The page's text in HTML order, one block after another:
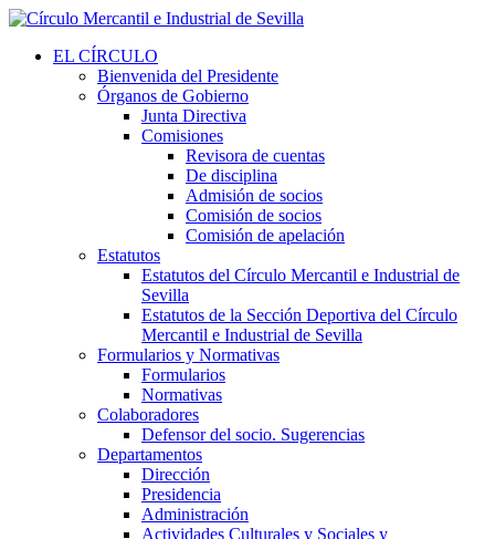
EL CÍRCULO
Bienvenida del Presidente
Órganos de Gobierno
Junta Directiva
Comisiones
Revisora de cuentas
De disciplina
Admisión de socios
Comisión de socios
Comisión de apelación
Estatutos
Estatutos del Círculo Mercantil e Industrial de
Sevilla
Estatutos de la Sección Deportiva del Círculo
Mercantil e Industrial de Sevilla
Formularios y Normativas
Formularios
Normativas
Colaboradores
Defensor del socio. Sugerencias
Departamentos
Dirección
Presidencia
Administración
Actividades Culturales y Sociales y